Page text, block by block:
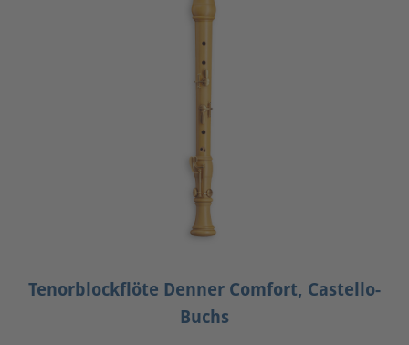
Tenorblockflöte Denner Comfort, Castello-
Buchs